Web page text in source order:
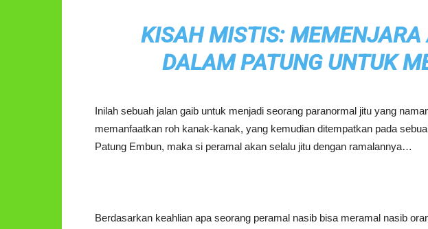
KISAH MISTIS: MEMENJARA
DALAM PATUNG UNTUK
Inilah sebuah jalan gaib untuk menjadi seorang paranormal jitu yang
memanfaatkan roh kanak-kanak, yang kemudian ditempatkan pada
Patung Embun, maka si peramal akan selalu jitu dengan ramalannya…
Berdasarkan keahlian apa seorang peramal nasib bisa meramal nasib